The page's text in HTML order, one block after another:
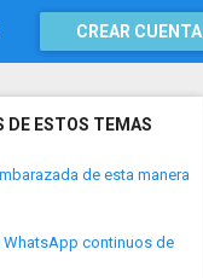
CREAR CUENTA
DE ESTOS TEMAS
de esta manera
WhatsApp continuos de